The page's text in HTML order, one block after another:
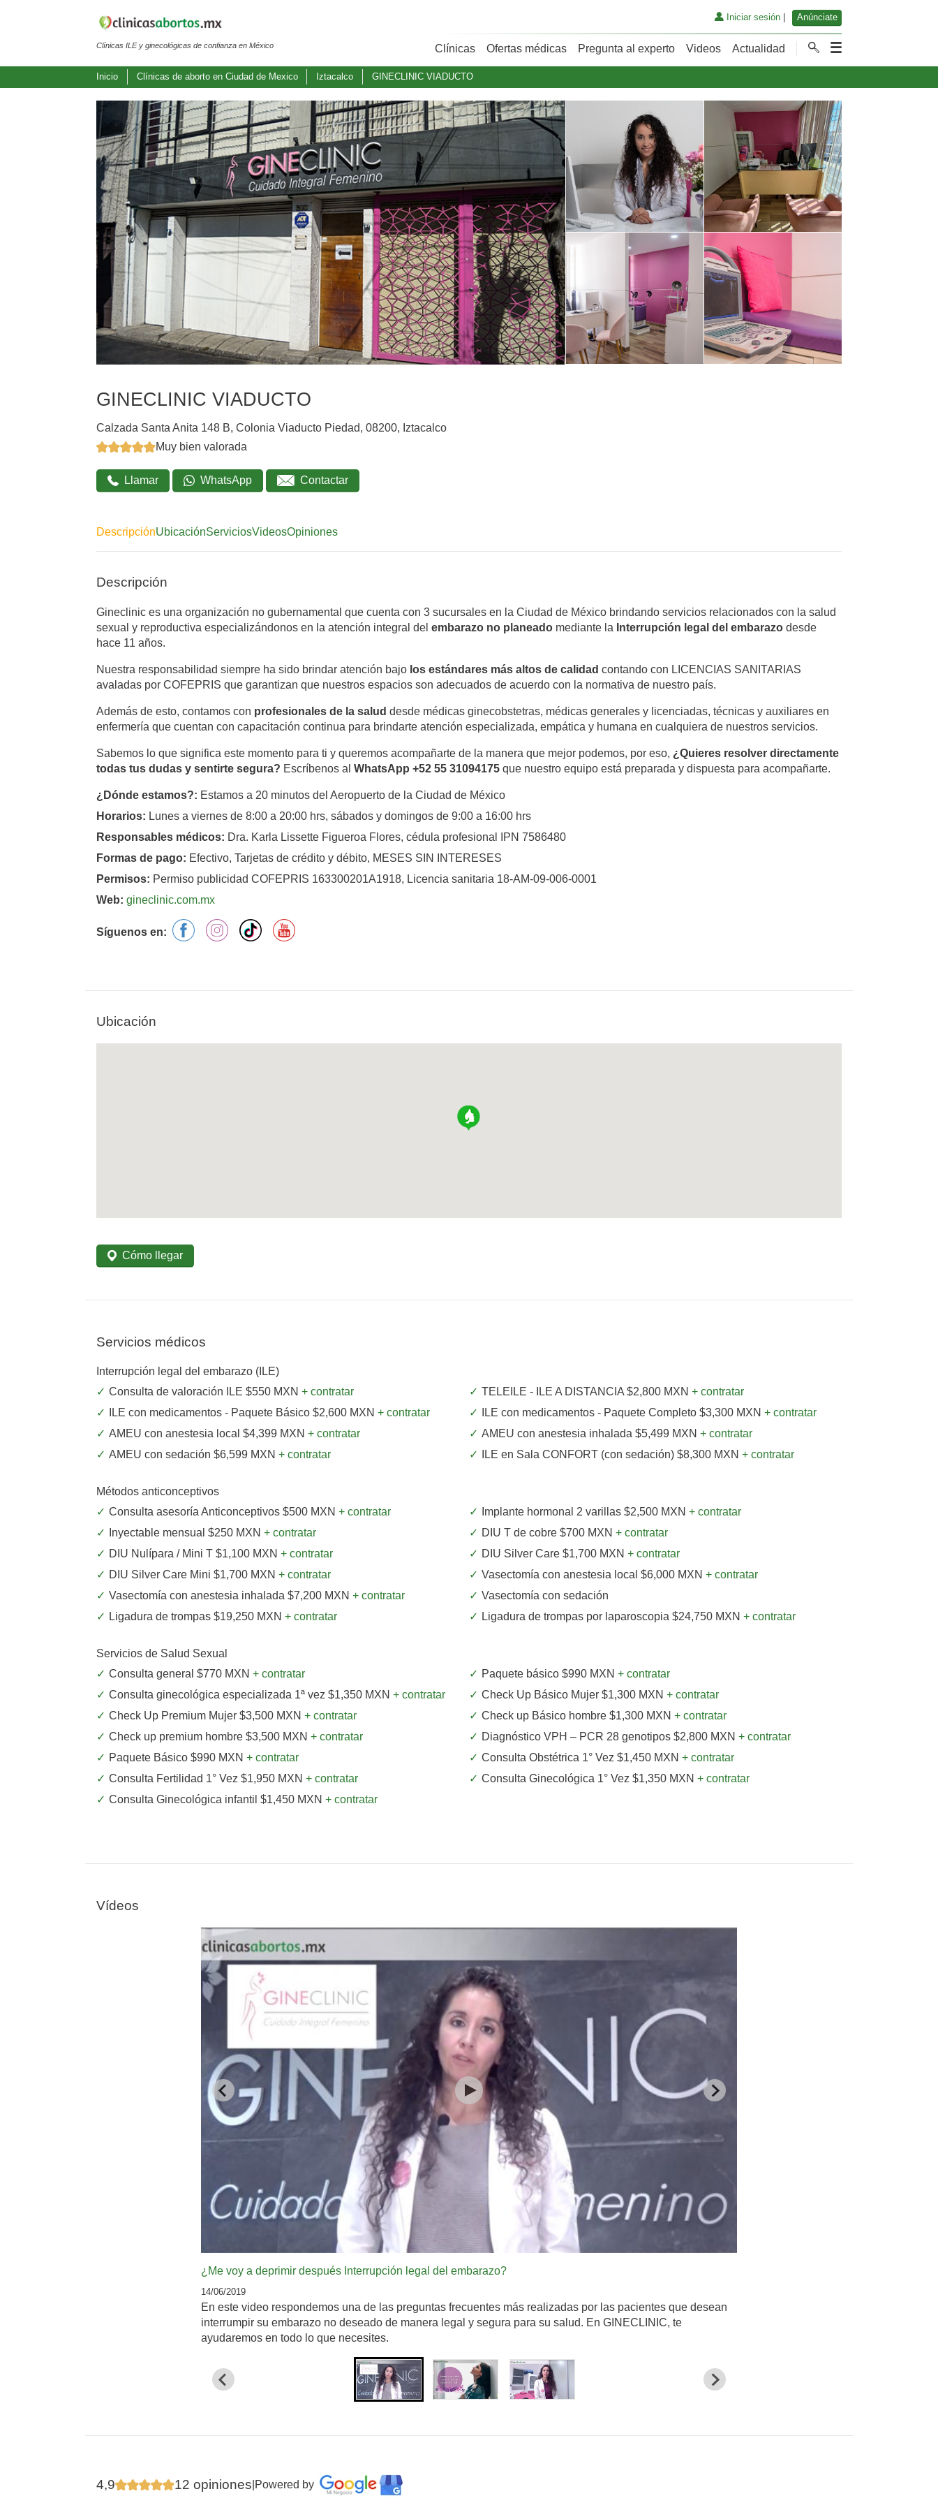
Clínicas ILE y ginecológicas de confianza en México
Iniciar sesión| Anúnciate
Clínicas Ofertas médicas Pregunta al experto Videos Actualidad
Inicio Clínicas de aborto en Ciudad de Mexico Iztacalco GINECLINIC VIADUCTO
GINECLINIC VIADUCTO
Calzada Santa Anita 148 B, Colonia Viaducto Piedad, 08200, Iztacalco
Muy bien valorada
Llamar WhatsApp Contactar
DescripciónUbicaciónServiciosVideosOpiniones
Descripción
Gineclinic es una organización no gubernamental que cuenta con 3 sucursales en la Ciudad de México brindando servicios relacionados con la salud
sexual y reproductiva especializándonos en la atención integral del embarazo no planeado mediante la Interrupción legal del embarazo desde
hace 11 años.
Nuestra responsabilidad siempre ha sido brindar atención bajo los estándares más altos de calidad contando con LICENCIAS SANITARIAS
avaladas por COFEPRIS que garantizan que nuestros espacios son adecuados de acuerdo con la normativa de nuestro país.
Además de esto, contamos con profesionales de la salud desde médicas ginecobstetras, médicas generales y licenciadas, técnicas y auxiliares en
enfermería que cuentan con capacitación continua para brindarte atención especializada, empática y humana en cualquiera de nuestros servicios.
Sabemos lo que significa este momento para ti y queremos acompañarte de la manera que mejor podemos, por eso, ¿Quieres resolver directamente
todas tus dudas y sentirte segura? Escríbenos al WhatsApp +52 55 31094175 que nuestro equipo está preparada y dispuesta para acompañarte.
¿Dónde estamos?: Estamos a 20 minutos del Aeropuerto de la Ciudad de México
Horarios: Lunes a viernes de 8:00 a 20:00 hrs, sábados y domingos de 9:00 a 16:00 hrs
Responsables médicos: Dra. Karla Lissette Figueroa Flores, cédula profesional IPN 7586480
Formas de pago: Efectivo, Tarjetas de crédito y débito, MESES SIN INTERESES
Permisos: Permiso publicidad COFEPRIS 163300201A1918, Licencia sanitaria 18-AM-09-006-0001
Web: gineclinic.com.mx
Síguenos en:
facebookinstagramtiktok
Ubicación
Cómo llegar
Servicios médicos
Interrupción legal del embarazo (ILE)
Consulta de valoración ILE $550 MXN + contratar TELEILE - ILE A DISTANCIA $2,800 MXN + contratar
ILE con medicamentos - Paquete Básico $2,600 MXN + contratar ILE con medicamentos - Paquete Completo $3,300 MXN + contratar
AMEU con anestesia local $4,399 MXN + contratar AMEU con anestesia inhalada $5,499 MXN + contratar
AMEU con sedación $6,599 MXN + contratar ILE en Sala CONFORT (con sedación) $8,300 MXN + contratar
Métodos anticonceptivos
Consulta asesoría Anticonceptivos $500 MXN + contratar Implante hormonal 2 varillas $2,500 MXN + contratar
Inyectable mensual $250 MXN + contratar DIU T de cobre $700 MXN + contratar
DIU Nulípara / Mini T $1,100 MXN + contratar DIU Silver Care $1,700 MXN + contratar
DIU Silver Care Mini $1,700 MXN + contratar Vasectomía con anestesia local $6,000 MXN + contratar
Vasectomía con anestesia inhalada $7,200 MXN + contratar
Vasectomía con sedación
Ligadura de trompas $19,250 MXN + contratar Ligadura de trompas por laparoscopia $24,750 MXN + contratar
Servicios de Salud Sexual
Consulta general $770 MXN + contratar Paquete básico $990 MXN + contratar
Consulta ginecológica especializada 1ª vez $1,350 MXN + contratar Check Up Básico Mujer $1,300 MXN + contratar
Check Up Premium Mujer $3,500 MXN + contratar Check up Básico hombre $1,300 MXN + contratar
Check up premium hombre $3,500 MXN + contratar Diagnóstico VPH – PCR 28 genotipos $2,800 MXN + contratar
Paquete Básico $990 MXN + contratar Consulta Obstétrica 1° Vez $1,450 MXN + contratar
Consulta Fertilidad 1° Vez $1,950 MXN + contratar Consulta Ginecológica 1° Vez $1,350 MXN + contratar
Consulta Ginecológica infantil $1,450 MXN + contratar
Vídeos
¿Me voy a deprimir después Interrupción legal del embarazo?
14/06/2019
En este video respondemos una de las preguntas frecuentes más realizadas por las pacientes que desean
interrumpir su embarazo no deseado de manera legal y segura para su salud. En GINECLINIC, te
ayudaremos en todo lo que necesites.
4,9 12 opiniones Powered by